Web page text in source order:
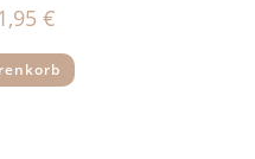
€
€
11,95 €.